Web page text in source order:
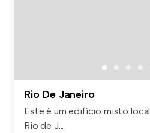
Rio De Janeiro
Este é um edifício misto
Rio de J...